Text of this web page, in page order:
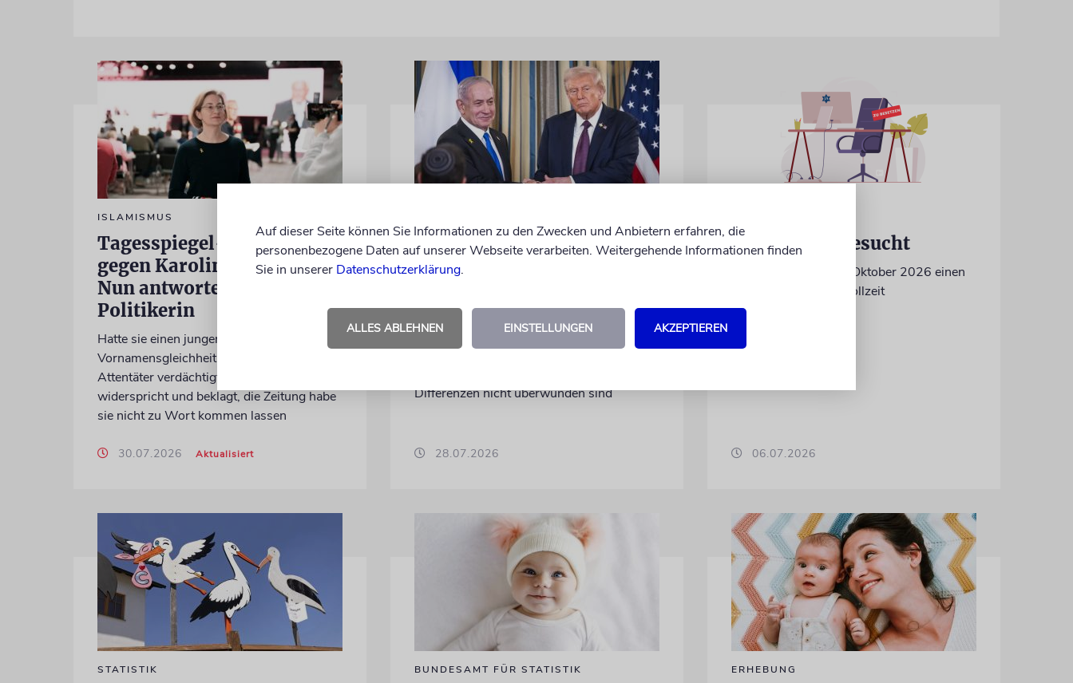
ISLAMISMUS
Tagesspiegel-Vorwürfe
gegen Karoline Preisler:
Nun antwortet die FDP-
Politikerin
Hatte sie einen jungen Mann wegen einer
Vornamensgleichheit zu Unrecht als CSD-
Attentäter verdächtigt? Preisler
widerspricht und beklagt, die Zeitung habe
sie nicht zu Wort kommen lassen
30.07.2026 Aktualisiert
Trump: Netanjahu will,
dass USA im Iran involviert
Unterschiedliche Interessen Israels und der
USA sind im Iran-Krieg mehrfach zutage
Differenzen nicht überwunden sind
28.07.2026
Volontär/in gesucht
Wir suchen zum 15. Oktober 2026 einen
Volontär (m/w/d) in Vollzeit
06.07.2026
STATISTIK BUNDESAMT FÜR STATISTIK ERHEBUNG
Auf dieser Seite können Sie Informationen zu den Zwecken und Anbietern erfahren, die
personenbezogene Daten auf unserer Webseite verarbeiten. Weitergehende Informationen finden
Sie in unserer Datenschutzerklärung.
ALLES ABLEHNEN EINSTELLUNGEN AKZEPTIEREN